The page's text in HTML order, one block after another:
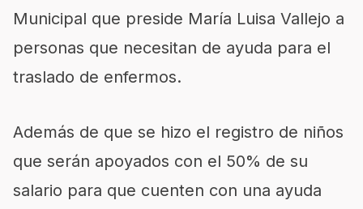
Municipal que preside María Luisa Vallejo a
personas que necesitan de ayuda para el
traslado de enfermos.
Además de que se hizo el registro de niños
que serán apoyados con el 50% de su
salario para que cuenten con una ayuda